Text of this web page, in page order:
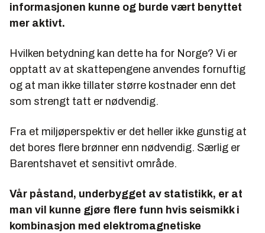
informasjonen kunne og burde vært benyttet
mer aktivt.
Hvilken betydning kan dette ha for Norge? Vi er
opptatt av at skattepengene anvendes fornuftig
og at man ikke tillater større kostnader enn det
som strengt tatt er nødvendig.
Fra et miljøperspektiv er det heller ikke gunstig at
det bores flere brønner enn nødvendig. Særlig er
Barentshavet et sensitivt område.
Vår påstand, underbygget av statistikk, er at
man vil kunne gjøre flere funn hvis seismikk i
kombinasjon med elektromagnetiske